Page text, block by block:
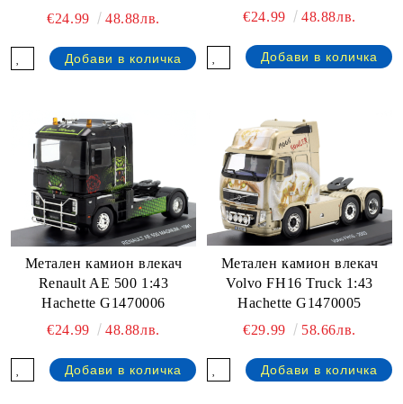
€24.99
48.88лв.
€24.99
48.88лв.
Метален камион влекач
Renault AE 500 1:43
Hachette G1470006
€24.99
48.88лв.
Метален камион влекач
Volvo FH16 Truck 1:43
Hachette G1470005
€29.99
58.66лв.